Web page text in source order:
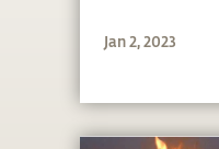
Jan 2, 2023